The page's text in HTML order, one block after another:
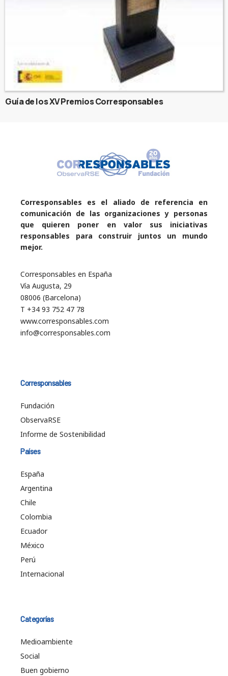
Guía de los XV Premios Corresponsables
Corresponsables es el aliado de referencia en
comunicación de las organizaciones y personas
que quieren poner en valor sus iniciativas
responsables para construir juntos un mundo
mejor.
Corresponsables en España
Vía Augusta, 29
08006 (Barcelona)
T +34 93 752 47 78
www.corresponsables.com
info@corresponsables.com
Corresponsables
Fundación
ObservaRSE
Informe de Sostenibilidad
Países
España
Argentina
Chile
Colombia
Ecuador
México
Perú
Internacional
Categorías
Medioambiente
Social
Buen gobierno